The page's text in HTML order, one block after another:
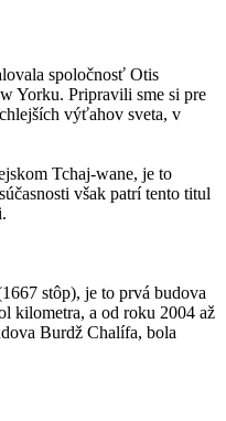
spoločnosť Otis
Yorku. Pripravili sme si pre
výťahov sveta, v
Tchaj-wane, je to
však patrí tento titul
stôp), je to prvá budova
kilometra, a od roku 2004 až
Burdž Chalífa, bola